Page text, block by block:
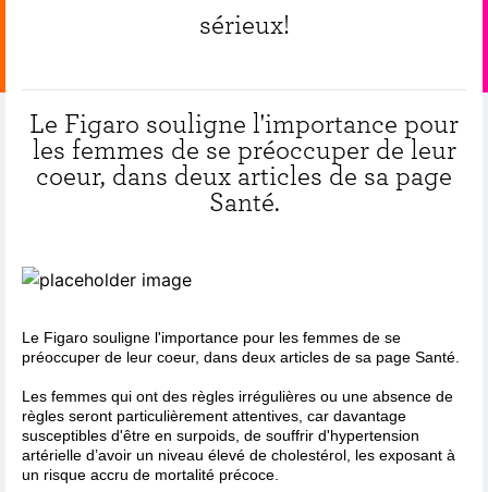
sérieux!
Le Figaro souligne l'importance pour
les femmes de se préoccuper de leur
coeur, dans deux articles de sa page
Santé.
Le Figaro souligne l'importance pour les femmes de se
préoccuper de leur coeur, dans deux articles de sa page Santé.
Les femmes qui ont des règles irrégulières ou une absence de
règles seront particulièrement attentives, car davantage
susceptibles d'être en surpoids, de souffrir d'hypertension
artérielle d’avoir un niveau élevé de cholestérol, les exposant à
un risque accru de mortalité précoce.